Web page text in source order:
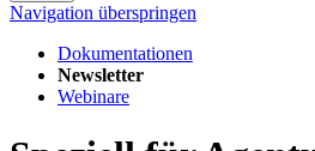
Navigation überspringen
Dokumentationen
Newsletter
Webinare